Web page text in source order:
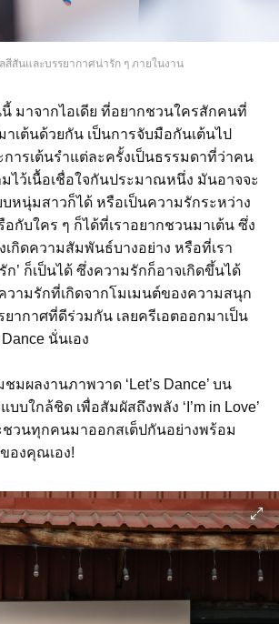
สีสันและบรรยากาศน่ารัก ๆ ภายในงาน
มาจากไอเดีย ที่อยากชวนใครสักคนที่
มาเต้นด้วยกัน เป็นการจับมือกันเต้นไป
การเต้นรำแต่ละครั้งเป็นธรรมดาที่ว่าคน
มไว้เนื้อเชื่อใจกันประมาณหนึ่ง มันอาจจะ
หนุ่มสาวก็ได้ หรือเป็นความรักระหว่าง
กับใคร ๆ ก็ได้ที่เราอยากชวนมาเต้น ซึ่ง
เกิดความสัมพันธ์บางอย่าง หรือที่เรา
ก’ ก็เป็นได้ ซึ่งความรักก็อาจเกิดขึ้นได้
วามรักที่เกิดจากโมเมนต์ของความสนุก
ากาศที่ดีร่วมกัน เลยครีเอตออกมาเป็น
นั่นเอง
มผลงานภาพวาด ‘Let’s Dance’ บน
บใกล้ชิด เพื่อสัมผัสถึงพลัง ‘I’m in Love’
ชวนทุกคนมาออกสเต็ปกันอย่างพร้อม
องคุณเอง!